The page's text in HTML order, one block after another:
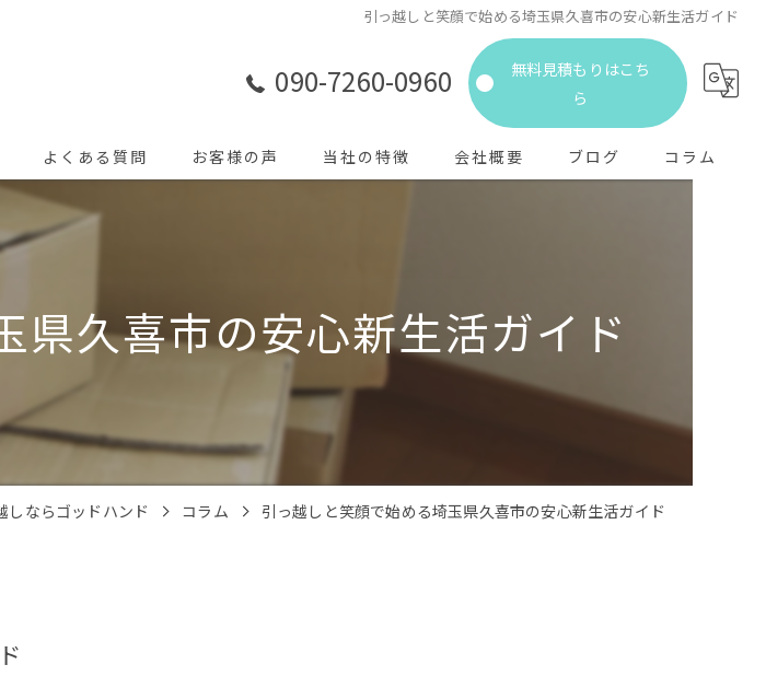
引っ越しと笑顔で始める埼玉県久喜市の安心新生活ガイド
090-7260-0960
無料見積もりはこち
ら
よくある質問 お客様の声 当社の特徴
近距離
見積もり
家族
会社概要 ブログ コラム
県久喜市の安心新生活ガイド
しならゴッドハンド コラム 引っ越しと笑顔で始める埼玉県久喜市の安心新生活ガイド